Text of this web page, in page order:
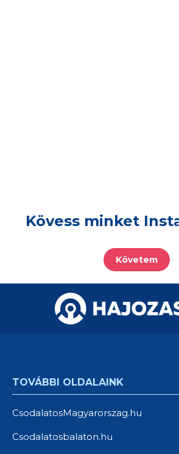
Kövess minket
Követem
TOVÁBBI OLDALAINK
CsodalatosMagyarorszag.hu
Csodalatosbalaton.hu